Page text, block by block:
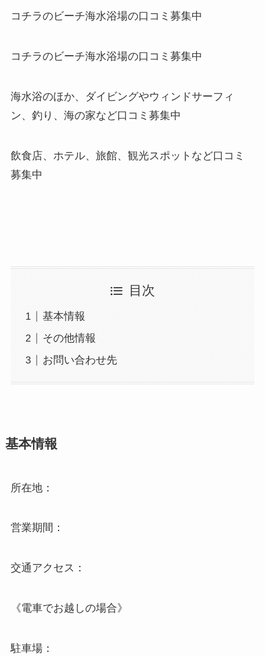
コチラのビーチ海水浴場の口コミ募集中
コチラのビーチ海水浴場の口コミ募集中
海水浴のほか、ダイビングやウィンドサーフィ
ン、釣り、海の家など口コミ募集中
飲食店、ホテル、旅館、観光スポットなど口コミ
募集中
目次
基本情報
その他情報
お問い合わせ先
基本情報
所在地：
営業期間：
交通アクセス：
《電車でお越しの場合》
駐車場：